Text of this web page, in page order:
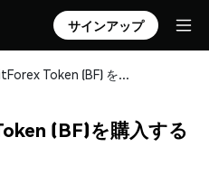
サインアップ
BitForex Token (BF) を安全に購入・保管
(BF)を購入する